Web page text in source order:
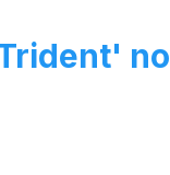
no